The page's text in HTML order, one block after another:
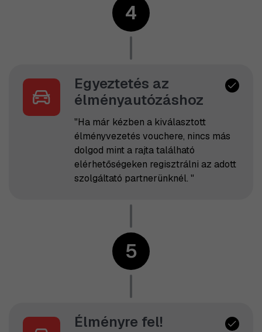
4
Egyeztetés az
élményautózáshoz
"Ha már kézben a kiválasztott
élményvezetés vouchere, nincs más
dolgod mint a rajta található
elérhetőségeken regisztrálni az adott
szolgáltató partnerünknél. "
5
Élményre fel!